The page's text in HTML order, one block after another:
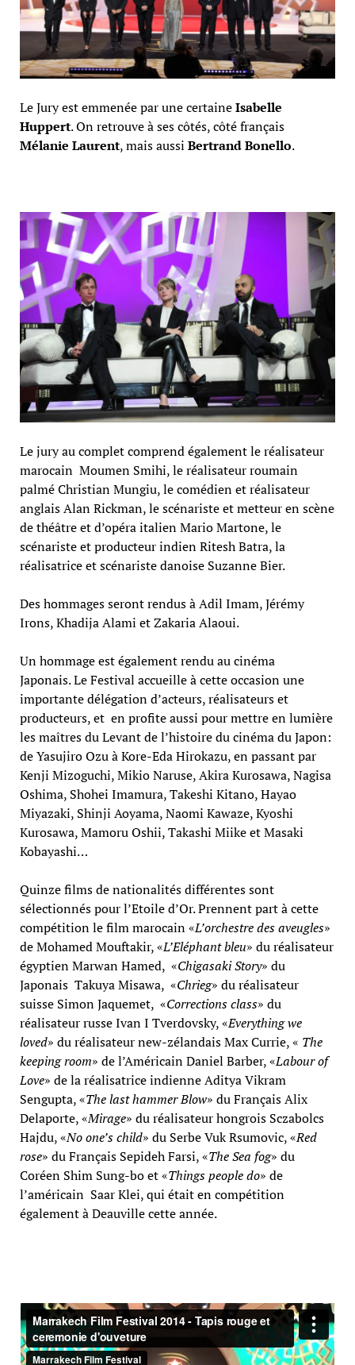
Le Jury est emmenée par une certaineIsabelle
Huppert. On retrouve à ses côtés, côté français
Mélanie Laurent, mais aussi Bertrand Bonello.
Le jury au complet comprend également le réalisateur
marocain Moumen Smihi, le réalisateur roumain
palmé Christian Mungiu, le comédien et réalisateur
anglais Alan Rickman, le scénariste et metteur en scène
de théâtre et d’opéra italien Mario Martone, le
scénariste et producteur indien Ritesh Batra, la
réalisatrice et scénariste danoise Suzanne Bier.
Des hommages seront rendus à Adil Imam, Jérémy
Irons, Khadija Alami et Zakaria Alaoui.
Un hommage est également rendu au cinéma
Japonais. Le Festival accueille à cette occasion une
importante délégation d’acteurs, réalisateurs et
producteurs, et en profite aussi pour mettre en lumière
les maîtres du Levant de l’histoire du cinéma du Japon:
de Yasujiro Ozu à Kore-Eda Hirokazu, en passant par
Kenji Mizoguchi, Mikio Naruse, Akira Kurosawa, Nagisa
Oshima, Shohei Imamura, Takeshi Kitano, Hayao
Miyazaki, Shinji Aoyama, Naomi Kawaze, Kyoshi
Kurosawa, Mamoru Oshii, Takashi Miike et Masaki
Kobayashi…
Quinze films de nationalités différentes sont
sélectionnés pour l’Etoile d’Or. Prennent part à cette
compétition le film marocain «L’orchestre des aveugles»
de Mohamed Mouftakir, «L’Eléphant bleu» du réalisateur
égyptien Marwan Hamed, «Chigasaki Story» du
Japonais Takuya Misawa, «Chrieg» du réalisateur
suisse Simon Jaquemet, «Corrections class» du
réalisateur russe Ivan I Tverdovsky, «Everything we
loved» du réalisateur new-zélandais Max Currie, « The
keeping room» de l’Américain Daniel Barber, «Labour of
Love» de la réalisatrice indienne Aditya Vikram
Sengupta, «The last hammer Blow» du Français Alix
Delaporte, «Mirage» du réalisateur hongrois Sczabolcs
Hajdu, «No one’s child» du Serbe Vuk Rsumovic, «Red
rose» du Français Sepideh Farsi, «The Sea fog» du
Coréen Shim Sung-bo et «Things people do» de
l’américain Saar Klei, qui était en compétition
également à Deauville cette année.